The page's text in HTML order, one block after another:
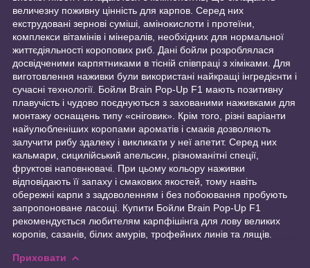
величезну поживну цінність для карпов. Серед них
екструдовані зернові суміші, амінокислоти і протеїни,
комплекси вітамінів і мінералів, необхідних для нормальної
життєдіяльності коропових риб. Дані бойли розроблялася
досвідченими карпятниками в тісній співпраці з хіміками. Для
виготовлення наживки були використані найкращі інгредієнти і
сучасні технології. Бойли Brain Pop-Up F1 мають позитивну
плавучість і чудово поєднуються з захованими наживками для
монтажу оснащень типу «сніговик». Крім того, різні варіанти
найулюбленіших коропами ароматів і смаків дозволяють
залучити рибу здалеку і викликати у неї апетит. Серед них
кальмари, сицилійський апельсин, різноманітні спеції,
фруктові наповнювачі. При цьому кольору наживки
відповідають її запаху і смакових якостей, тому навіть
обережні карпи з задоволенням і без побоювання пробують
запропоноване ласощі. Купити Бойли Brain Pop-Up F1
рекомендується любителям карпфішінга для лову великих
коропів, сазанів, білих амурів, трофейних линів та лящів.
Приховати